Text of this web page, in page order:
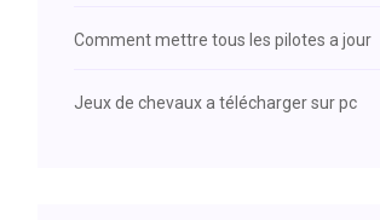
Comment mettre tous les pilotes a jour
Jeux de chevaux a télécharger sur pc